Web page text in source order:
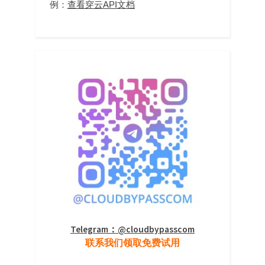
例： 查看穿云API文档
Telegram：@cloudbypasscom
联系我们领取免费试用